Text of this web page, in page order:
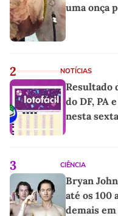
uma onça
2 NOTÍCIAS
Resultado
do DF, PA
nesta
3 CIÊNCIA
Bryan
até os 100
demais